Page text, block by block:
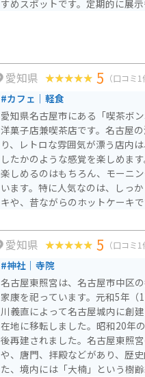
すめスポットです。定期的に展示
愛知県 5 （口コミ1
#カフェ｜軽食
愛知県名古屋市にある「喫茶ボ
洋菓子店兼喫茶店です。名古屋
り、レトロな雰囲気が漂う店内
したかのような感覚を楽しめます。 手作りのケーキや洋菓
楽しめるのはもちろん、モーニ
います。特に人気なのは、しっ
キや、昔ながらのホットケーキ
ます。街中にありますが、大通
車やバイクでも問題ないです。
愛知県 5 （口コミ1
#神社｜寺院
名古屋東照宮は、名古屋市中区
家康を祀っています。元和5年
川義直によって名古屋城内に創
在地に移転しました。昭和20年
後再建されました。名古屋東照
や、唐門、拝殿などがあり、歴
た、境内には「大楠」という樹